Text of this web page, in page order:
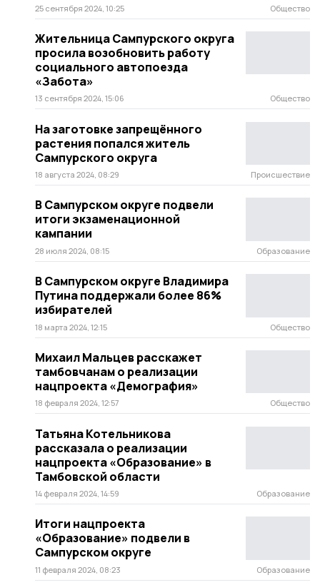
25 сентября 2024, 10:25 Общество
Жительница Сампурского округа
просила возобновить работу
социального автопоезда
«Забота»
13 сентября 2024, 15:06 Общество
На заготовке запрещённого
растения попался житель
Сампурского округа
18 августа 2024, 08:29 Происшествие
В Сампурском округе подвели
итоги экзаменационной
кампании
28 июля 2024, 08:15 Образование
В Сампурском округе Владимира
Путина поддержали более 86%
избирателей
18 марта 2024, 12:15 Общество
Михаил Мальцев расскажет
тамбовчанам о реализации
нацпроекта «Демография»
18 февраля 2024, 12:57 Общество
Татьяна Котельникова
рассказала о реализации
нацпроекта «Образование» в
Тамбовской области
14 февраля 2024, 14:59 Образование
Итоги нацпроекта
«Образование» подвели в
Сампурском округе
11 февраля 2024, 08:23 Образование